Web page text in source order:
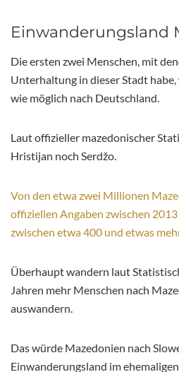
Einwanderungsland
Die ersten zwei Menschen, mit
Unterhaltung in dieser Stadt
wie möglich nach Deutschland.
Laut offizieller mazedonischer
Hristijan noch Serdžo.
Von den etwa zwei Millionen
offiziellen Angaben zwischen
zwischen etwa 400 und etwas
Überhaupt wandern laut
Jahren mehr Menschen nach
auswandern.
Das würde Mazedonien nach
Einwanderungsland im